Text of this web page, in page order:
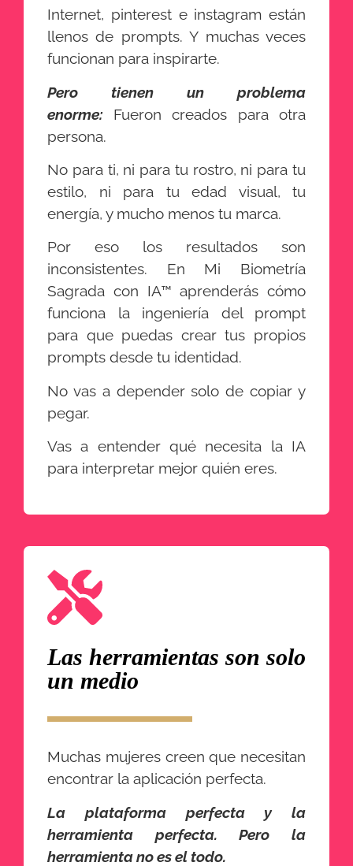
Internet, pinterest e instagram están
llenos de prompts. Y muchas veces
funcionan para inspirarte.
Pero tienen un problema
enorme: Fueron creados para otra
persona.
No para ti, ni para tu rostro, ni para tu
estilo, ni para tu edad visual, tu
energía, y mucho menos tu marca.
Por eso los resultados son
inconsistentes. En Mi Biometría
Sagrada con IA™ aprenderás cómo
funciona la ingeniería del prompt
para que puedas crear tus propios
prompts desde tu identidad.
No vas a depender solo de copiar y
pegar.
Vas a entender qué necesita la IA
para interpretar mejor quién eres.
Las herramientas son solo
un medio
Muchas mujeres creen que necesitan
encontrar la aplicación perfecta.
La plataforma perfecta y la
herramienta perfecta. Pero la
herramienta no es el todo.